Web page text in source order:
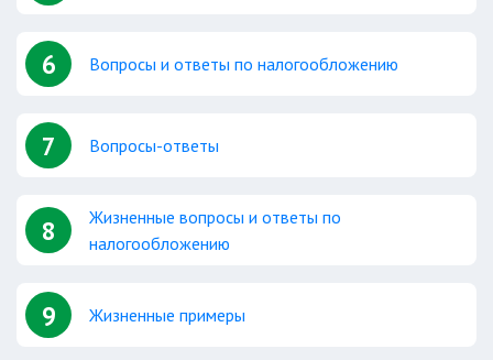
6 Вопросы и ответы по налогообложению
7 Вопросы-ответы
8
Жизненные вопросы и ответы по
налогообложению
9 Жизненные примеры